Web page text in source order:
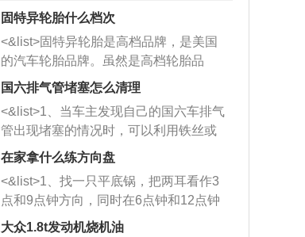
固特异轮胎什么档次
<&list>固特异轮胎是高档品牌，是美国
的汽车轮胎品牌。虽然是高档轮胎品
牌，但是中高低端的轮胎都有生产，这
也是为了更好的开拓市场。
国六排气管堵塞怎么清理
<&list>1、当车主发现自己的国六车排气
管出现堵塞的情况时，可以利用铁丝或
者是细棍，直接将杂物给取出来，如果
堵塞情况比较严重，也可以采取应急措
施。 <&list>2、直接利用木棍将所有的
杂物推到排气管里面的位置处，然后将
三元催化器拆解开，就可以将堵塞的东
在家拿什么练方向盘
<&list>1、找一只平底锅，把两耳看作3
点和9点钟方向，同时在6点钟和12点钟
方向做一个标记。 <&list>2、双手握住
大众1.8t发动机烧机油